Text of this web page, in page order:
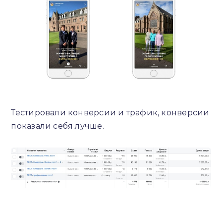
Тестировали конверсии и трафик, конверсии
показали себя лучше.